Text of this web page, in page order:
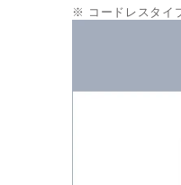
コードレスタイ